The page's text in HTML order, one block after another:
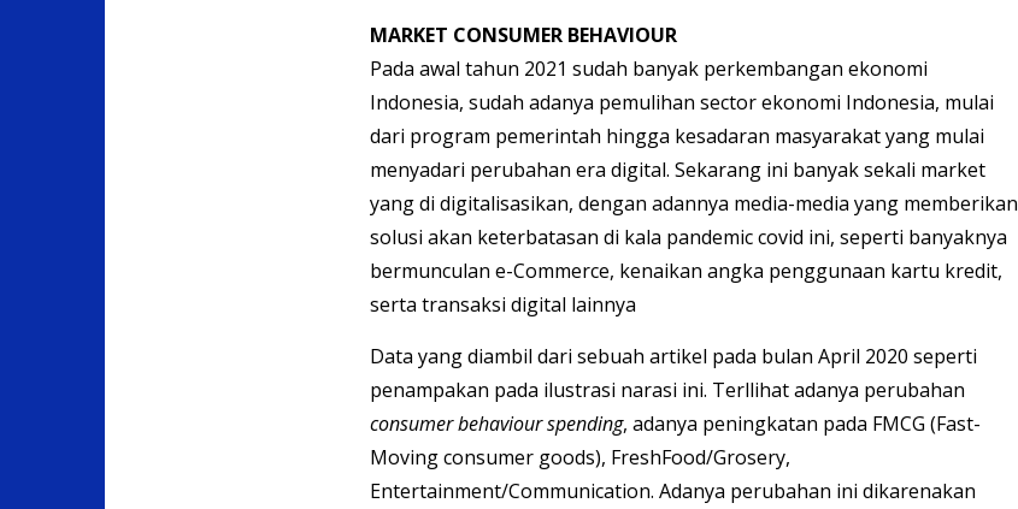
MARKET CONSUMER BEHAVIOUR
Pada awal tahun 2021 sudah banyak perkembangan ekonomi
Indonesia, sudah adanya pemulihan sector ekonomi Indonesia, mulai
dari program pemerintah hingga kesadaran masyarakat yang mulai
menyadari perubahan era digital. Sekarang ini banyak sekali market
yang di digitalisasikan, dengan adannya media-media yang memberikan
solusi akan keterbatasan di kala pandemic covid ini, seperti banyaknya
bermunculan e-Commerce, kenaikan angka penggunaan kartu kredit,
serta transaksi digital lainnya
Data yang diambil dari sebuah artikel pada bulan April 2020 seperti
penampakan pada ilustrasi narasi ini. Terllihat adanya perubahan
consumer behaviour spending, adanya peningkatan pada FMCG (Fast-
Moving consumer goods), FreshFood/Grosery,
Entertainment/Communication. Adanya perubahan ini dikarenakan